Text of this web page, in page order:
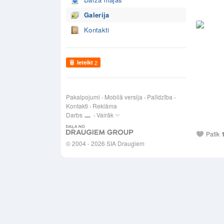
Galerija
Kontakti
Ieteikt 2
Pakalpojumi Mobilā versija
Palīdzība
Kontakti
Reklāma
Darbs
Vairāk
© 2004 - 2026 SIA Draugiem
Patīk